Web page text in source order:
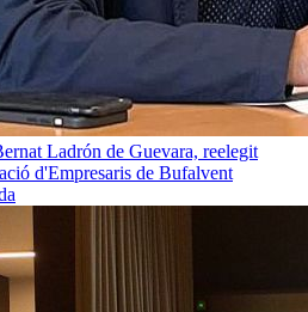
Ladrón de Guevara, reelegit
d'Empresaris de Bufalvent